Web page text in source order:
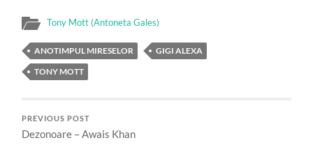
Tony Mott (Antoneta Gales)
ANOTIMPUL MIRESELOR
GIGI ALEXA
TONY MOTT
PREVIOUS POST
Dezonoare – Awais Khan